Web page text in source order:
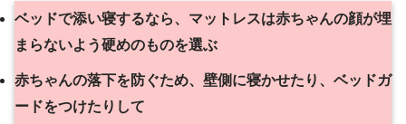
ベッドで添い寝するなら、マットレスは赤ちゃんの顔が埋
まらないよう硬めのものを選ぶ
赤ちゃんの落下を防ぐため、壁側に寝かせたり、ベッドガ
ードをつけたりして